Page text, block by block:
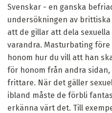
Svenskar - en ganska
undersökningen av
att de gillar att dela
varandra. Masturbating
honom hur du vill att han
för honom från andra
frittare. När det gäller
ibland måste de förbli
erkänna värt det. Till